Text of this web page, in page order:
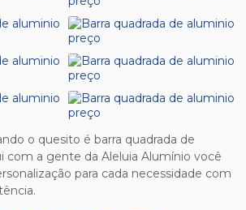
o quesito é barra quadrada de
com a gente da Aleluia Alumínio você
para cada necessidade com